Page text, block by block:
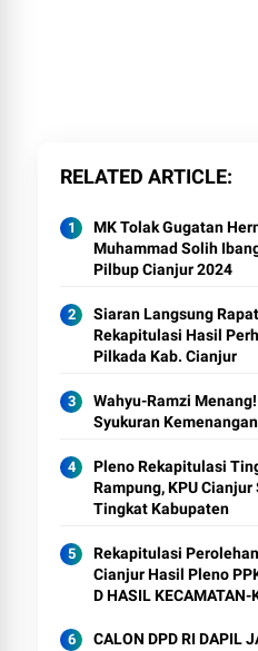
RELATED ARTICLE
MK Tolak Gugatan
Muhammad Solih
Pilbup Cianjur 2024
Siaran Langsung
Rekapitulasi Hasil
Pilkada Kab. Cianjur
Wahyu-Ramzi
Syukuran
Pleno Rekapitulasi
Rampung, KPU
Tingkat Kabupaten
Rekapitulasi
Cianjur Hasil Pleno PPK Berdasarkan
D HASIL
CALON DPD RI DAPIL